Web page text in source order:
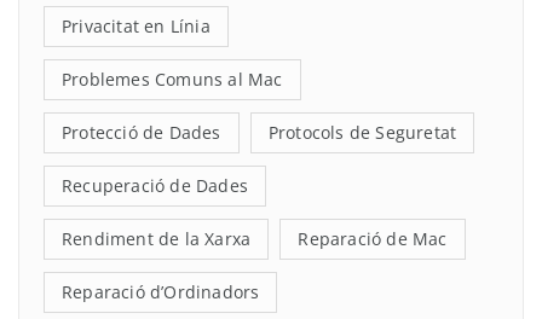
Privacitat en Línia
Problemes Comuns al Mac
Protecció de Dades Protocols de Seguretat
Recuperació de Dades
Rendiment de la Xarxa Reparació de Mac
Reparació d’Ordinadors